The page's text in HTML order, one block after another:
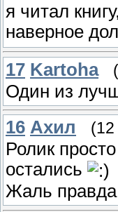
я читал
наверное
17 Kartoha
Один из
16 Ахил
Ролик
остались
Жаль правда